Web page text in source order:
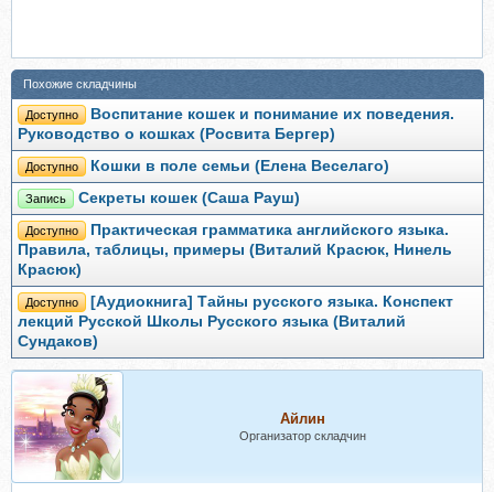
Похожие складчины
Доступно
Воспитание кошек и понимание их поведения.
Руководство о кошках (Росвита Бергер)
Доступно Кошки в поле семьи (Елена Веселаго)
Запись Секреты кошек (Саша Рауш)
Доступно
Практическая грамматика английского языка.
Правила, таблицы, примеры (Виталий Красюк, Нинель
Красюк)
Доступно
[Аудиокнига] Тайны русского языка. Конспект
лекций Русской Школы Русского языка (Виталий
Сундаков)
Айлин
Организатор складчин